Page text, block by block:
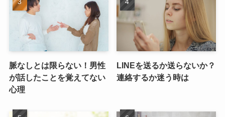
脈なしとは限らない！男性
が話したことを覚えてない
心理
LINEを送るか送らないか？
連絡するか迷う時は